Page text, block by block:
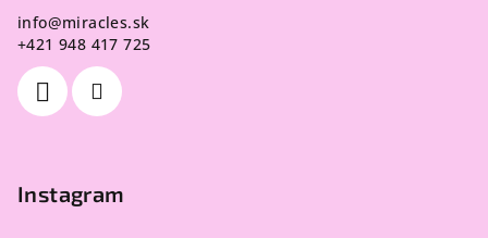
info@miracles.sk
+421 948 417 725
Instagram